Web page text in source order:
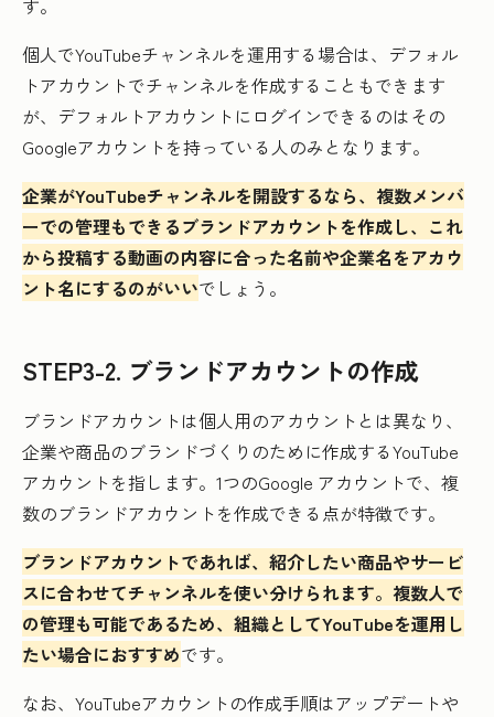
す。
個人でYouTubeチャンネルを運用する場合は、デフォル
トアカウントでチャンネルを作成することもできます
が、デフォルトアカウントにログインできるのはその
Googleアカウントを持っている人のみとなります。
企業がYouTubeチャンネルを開設するなら、複数メンバ
ーでの管理もできるブランドアカウントを作成し、これ
から投稿する動画の内容に合った名前や企業名をアカウ
ント名にするのがいいでしょう。
STEP3-2. ブランドアカウントの作成
ブランドアカウントは個人用のアカウントとは異なり、
企業や商品のブランドづくりのために作成するYouTube
アカウントを指します。1つのGoogle アカウントで、複
数のブランドアカウントを作成できる点が特徴です。
ブランドアカウントであれば、紹介したい商品やサービ
スに合わせてチャンネルを使い分けられます。複数人で
の管理も可能であるため、組織としてYouTubeを運用し
たい場合におすすめです。
なお、YouTubeアカウントの作成手順はアップデートや